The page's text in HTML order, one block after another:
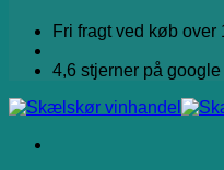
Fri fragt ved køb over
4,6 stjerner på google